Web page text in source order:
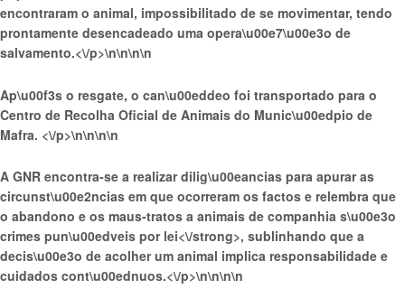
encontraram o animal, impossibilitado de se movimentar, tendo
prontamente desencadeado uma opera\u00e7\u00e3o de
salvamento.<\/p>\n\n\n\n
Ap\u00f3s o resgate, o can\u00eddeo foi transportado para o
Centro de Recolha Oficial de Animais do Munic\u00edpio de
Mafra. <\/p>\n\n\n\n
A GNR encontra-se a realizar dilig\u00eancias para apurar as
circunst\u00e2ncias em que ocorreram os factos e relembra que
o abandono e os maus-tratos a animais de companhia s\u00e3o
crimes pun\u00edveis por lei<\/strong>, sublinhando que a
decis\u00e3o de acolher um animal implica responsabilidade e
cuidados cont\u00ednuos.<\/p>\n\n\n\n